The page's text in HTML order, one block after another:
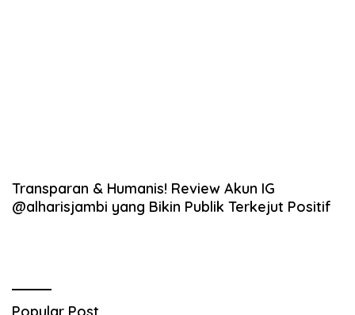
Transparan & Humanis! Review Akun IG
@alharisjambi yang Bikin Publik Terkejut Positif